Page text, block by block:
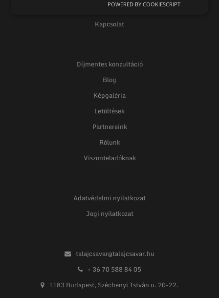
Referencia
Kapcsolat
Díjmentes konzultáció
Blog
Képgaléria
Letöltések
Partnereink
Rólunk
Viszonteladóknak
Adatvédelmi nyilatkozat
Jogi nyilatkozat
talajcsavar@talajcsavar.hu
+ 36 70 588 84 05
1183 Budapest, Széchenyi István u. 20-22.
POWERED BY COOKIESCRIPT